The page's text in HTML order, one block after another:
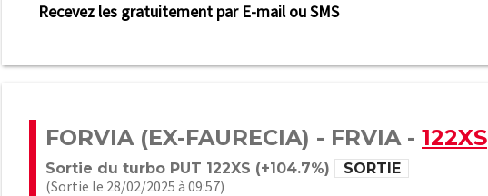
Recevez les gratuitement par E-mail ou SMS
FORVIA (EX-FAURECIA) - FRVIA - 122XS
Sortie du turbo PUT 122XS (+104.7%) SORTIE
(Sortie le 28/02/2025 à 09:57)